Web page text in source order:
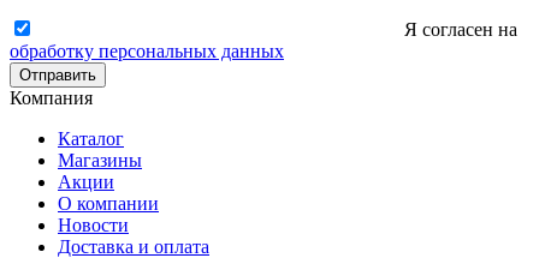
Я согласен на
обработку персональных данных
Отправить
Компания
Каталог
Магазины
Акции
О компании
Новости
Доставка и оплата